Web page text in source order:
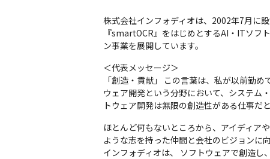
株式会社インフォディオは、2002年7月に設
『smartOCR』をはじめとするAI・ITソフ
ン事業を展開しています。
＜代表メッセージ＞
「創造・貢献」 この言葉は、私が以前勤
ウェア開発という分野において、システム
トウェア開発は無限の創造性がある仕事だ
ほとんど何もないところから、アイディア
ような志を持った仲間と会社のビジョンに
インフォディオは、 ソフトウェアで創造し